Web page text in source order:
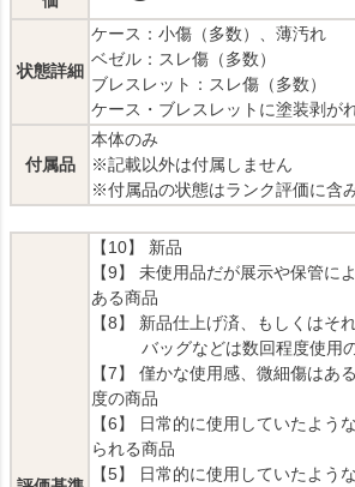
状態詳細
ケース：小傷（多数）、薄汚れ
ベゼル：スレ傷（多数）
ブレスレット：スレ傷（多数）
ケース・ブレスレットに塗装剥が
付属品
本体のみ
※記載以外は付属しません
※付属品の状態はランク評価に含
【10】 新品
【9】 未使用品だが展示や保管に
ある商品
【8】 新品仕上げ済、もしくはそ
バッグなどは数回程度使用
【7】 僅かな使用感、微細傷はあ
度の商品
【6】 日常的に使用していたよう
られる商品
【5】 日常的に使用していたよう